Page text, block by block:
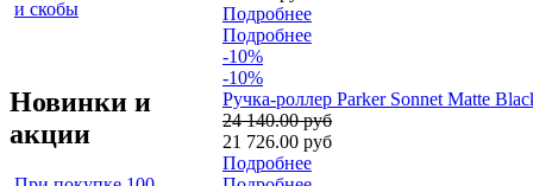
и скобы
Новинки и
акции
Подробнее
Подробнее
-10%
-10%
Ручка-роллер Parker Sonnet Matte
24 140.00 руб
21 726.00 руб
Подробнее